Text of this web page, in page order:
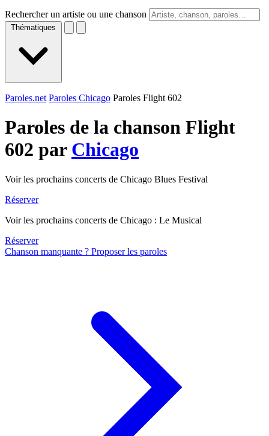
Rechercher un artiste ou une chanson
Thématiques
Paroles.net Paroles Chicago Paroles Flight 602
Paroles de la chanson Flight
602 par Chicago
Voir les prochains concerts de Chicago Blues Festival
Réserver
Voir les prochains concerts de Chicago : Le Musical
Réserver
Chanson manquante ? Proposer les paroles